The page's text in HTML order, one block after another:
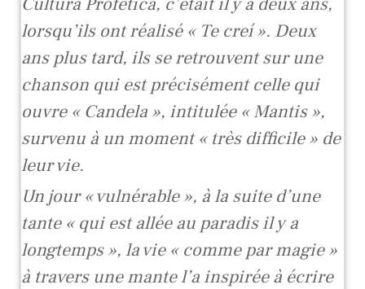
lorsqu’ils ont réalisé « Te creí ». Deux
ans plus tard, ils se retrouvent sur une
chanson qui est précisément celle qui
ouvre « Candela », intitulée « Mantis »,
survenu à un moment « très difficile » de
leur vie.
Un jour « vulnérable », à la suite d’une
tante « qui est allée au paradis il y a
longtemps », la vie « comme par magie »
à travers une mante l’a inspirée à écrire